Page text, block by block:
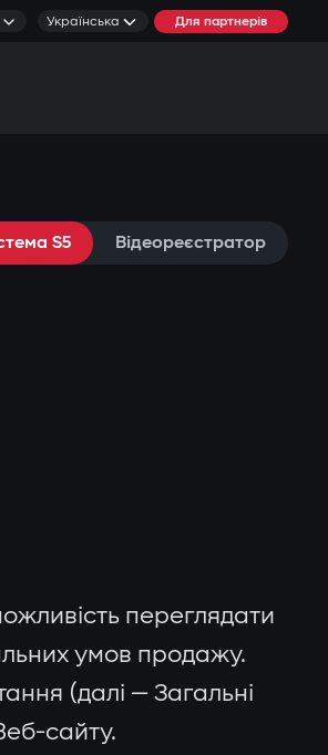
Українська Для партнерів
S5 Відеореєстратор
переглядати
умов продажу.
(далі — Загальні
сайту.